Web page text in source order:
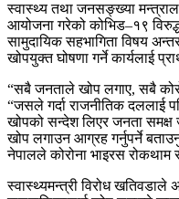
स्वास्थ्य तथा जनसङ्ख्या
आयोजना गरेको कोभिड–१९
सामुदायिक सहभागिता विषय
खोपयुक्त घोषणा गर्ने कार्यलाई
“सबै जनताले खोप लगाए, सबै
“जसले गर्दा राजनीतिक दललाई
खोपको सन्देश लिएर जनता
खोप लगाउन आग्रह गर्नुपर्ने
नेपालले कोरोना भाइरस रोकथाम
स्वास्थ्यमन्त्री विरोध खतिवडाले